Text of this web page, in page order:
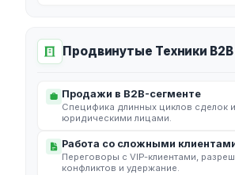
Продвинутые Техники B2B
Продажи в B2B-сегменте
Специфика длинных циклов сделок
юридическими лицами.
Работа со сложными
Переговоры с VIP-клиентами,
конфликтов и удержание.